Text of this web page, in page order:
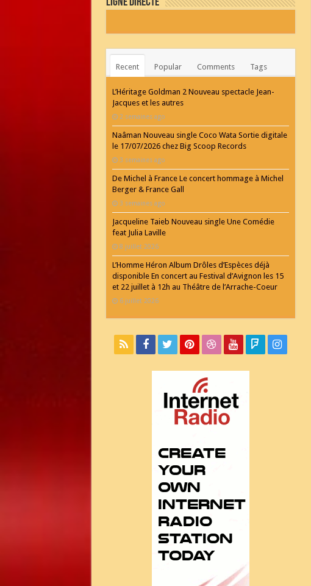
Ligne Directe
Recent Popular Comments Tags
L’Héritage Goldman 2 Nouveau spectacle Jean-
Jacques et les autres
2 semaines ago
Naâman Nouveau single Coco Wata Sortie digitale
le 17/07/2026 chez Big Scoop Records
3 semaines ago
De Michel à France Le concert hommage à Michel
Berger & France Gall
3 semaines ago
Jacqueline Taieb Nouveau single Une Comédie
feat Julia Laville
8 juillet 2026
L’Homme Héron Album Drôles d’Espèces déjà
disponible En concert au Festival d’Avignon les 15
et 22 juillet à 12h au Théâtre de l’Arrache-Coeur
6 juillet 2026